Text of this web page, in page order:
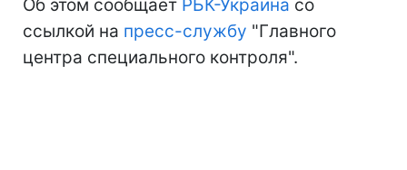
Об этом сообщает РБК-Украина со
ссылкой на пресс-службу "Главного
центра специального контроля".